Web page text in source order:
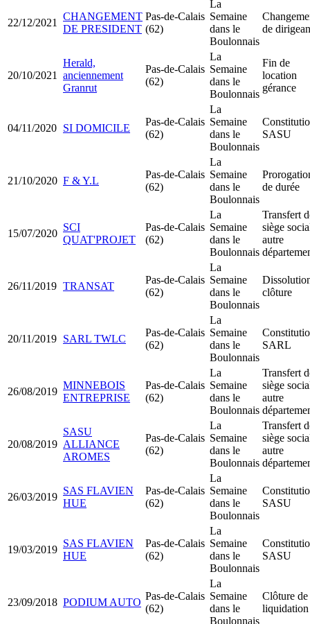
22/12/2021
CHANGEMENT
DE PRESIDENT
Pas-de-Calais
(62)
La
Semaine
dans le
Boulonnais
de
20/10/2021
Herald,
anciennement
Granrut
Pas-de-Calais
(62)
La
Semaine
dans le
Boulonnais
Fin de
location
gérance
04/11/2020 SI DOMICILE
Pas-de-Calais
(62)
La
Semaine
dans le
Boulonnais
SASU
21/10/2020 F & Y.L
Pas-de-Calais
(62)
La
Semaine
dans le
Boulonnais
de durée
15/07/2020
SCI
QUAT'PROJET
Pas-de-Calais
(62)
La
Semaine
dans le
Boulonnais
Transfert
siège
autre
26/11/2019 TRANSAT
Pas-de-Calais
(62)
La
Semaine
dans le
Boulonnais
clôture
20/11/2019 SARL TWLC
Pas-de-Calais
(62)
La
Semaine
dans le
Boulonnais
SARL
26/08/2019
MINNEBOIS
ENTREPRISE
Pas-de-Calais
(62)
La
Semaine
dans le
Boulonnais
Transfert
siège
autre
20/08/2019
SASU
ALLIANCE
AROMES
Pas-de-Calais
(62)
La
Semaine
dans le
Boulonnais
Transfert
siège
autre
26/03/2019
SAS FLAVIEN
HUE
Pas-de-Calais
(62)
La
Semaine
dans le
Boulonnais
SASU
19/03/2019
SAS FLAVIEN
HUE
Pas-de-Calais
(62)
La
Semaine
dans le
Boulonnais
SASU
23/09/2018 PODIUM AUTO
Pas-de-Calais
(62)
La
Semaine
dans le
Boulonnais
Clôture de
liquidation